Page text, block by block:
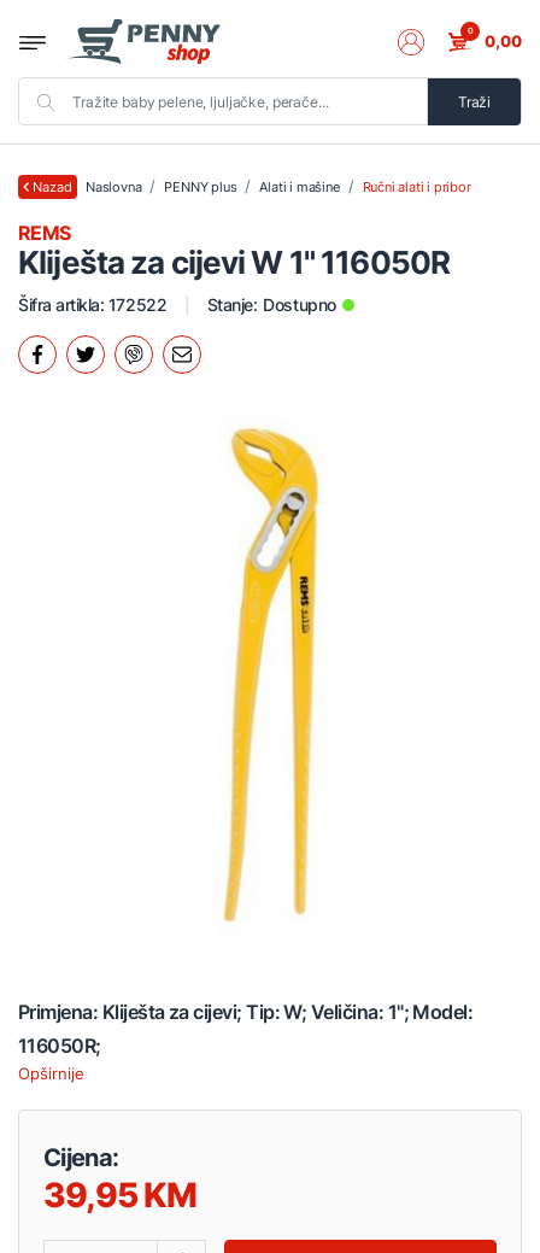
Traži
0 0,00
Nazad Naslovna PENNY plus Alati i mašine Ručni alati i pribor
Kliješta za cijevi W 1" 116050R
REMS
Šifra artikla: 172522 Stanje: Dostupno
Primjena: Kliješta za cijevi; Tip: W; Veličina: 1"; Model:
116050R;
Opširnije
Cijena:
39,95